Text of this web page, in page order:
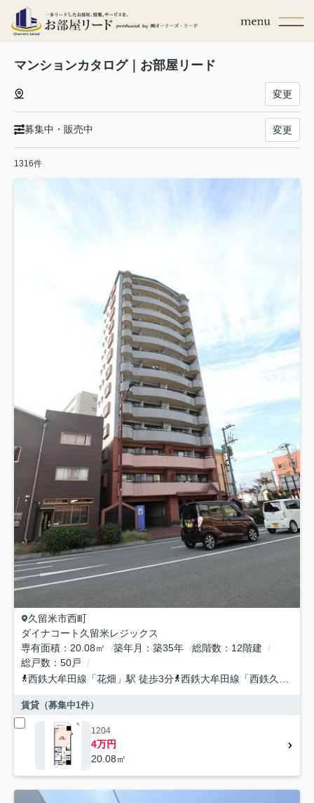
マンションカタログ｜お部屋リード
変更
募集中・販売中 変更
1316件
久留米市西町
ダイナコート久留米レジックス
専有面積
20.08㎡ 築年月 築35年 総階数
12階建
総戸数
50戸
西鉄大牟田線 「花畑 」駅 徒歩3分 西鉄大牟田線 「西鉄久留米
賃貸（募集中1件）
1204
4万円
20.08㎡